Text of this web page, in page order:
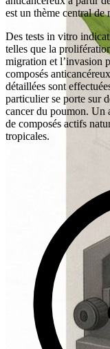
productionContinuity
Pharmacoeconomics
Description
Accéder
est un thème central de
Des tests in vitro
telles que la
migration et l’invasion
composés
détaillées sont
particulier se porte sur
cancer du poumon. Un
de composés actifs
tropicales.